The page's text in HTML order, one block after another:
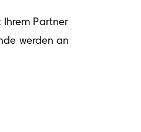
Ihrem Partner
werden an